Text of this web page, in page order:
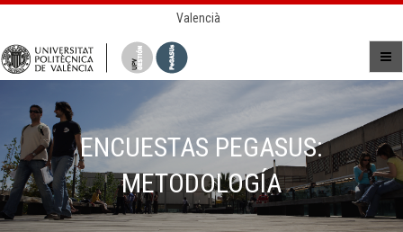
Valencià
ENCUESTAS PEGASUS:
METODOLOGÍA